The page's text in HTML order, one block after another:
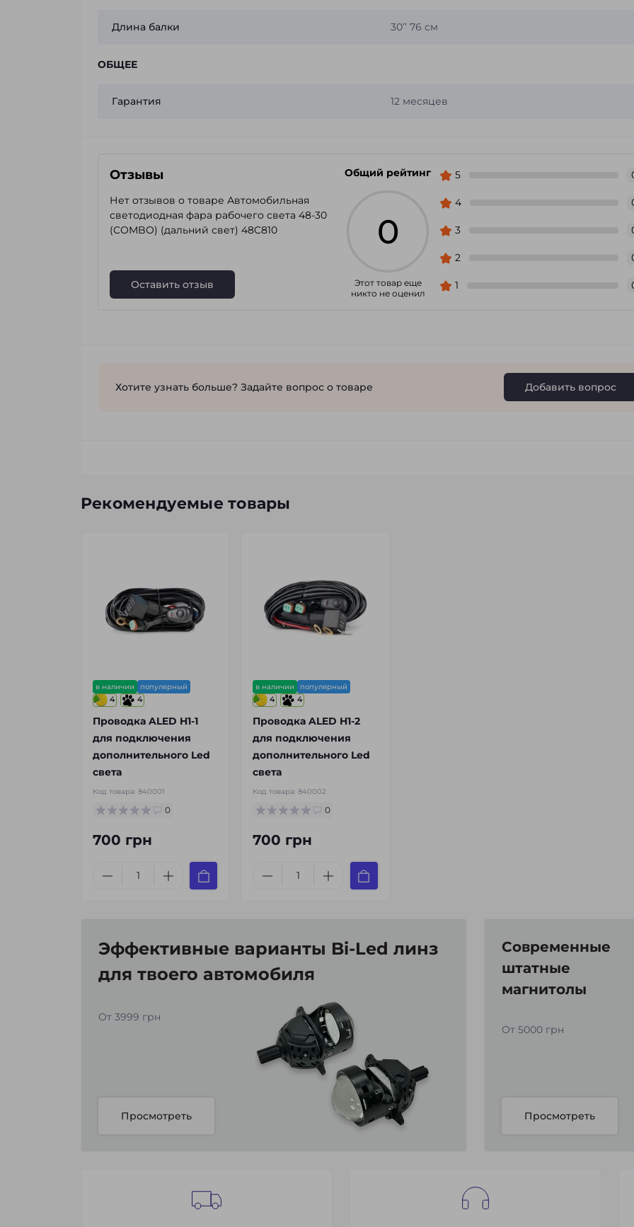
Длина балки 30’’ 76 см
ОБЩЕЕ
Гарантия 12 месяцев
Отзывы
Нет отзывов о товаре Автомобильная
светодиодная фара рабочего света 48-30
(COMBO) (дальний свет) 48C810
Оставить отзыв
Общий рейтинг
0
Этот товар еще
никто не оценил
5
4
3
2
1
Хотите узнать больше? Задайте вопрос о товаре Добавить вопрос
Рекомендуемые товары
в наличии популярный
4 4
Проводка ALED H1-1
для подключения
дополнительного Led
света
Код товара: 840001
0
700 грн
в наличии популярный
4 4
Проводка ALED H1-2
для подключения
дополнительного Led
света
Код товара:840002
0
700 грн
Эффективные варианты Bi-Led линз
для твоего автомобиля
От 3999 грн
Просмотреть
Современные
штатные
магнитолы
От 5000 грн
Просмотреть